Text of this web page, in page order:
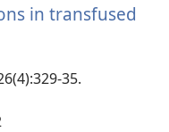
fenêtre)
in transfused
35.